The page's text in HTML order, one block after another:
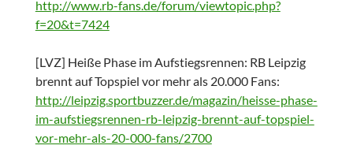
http://www.rb-fans.de/forum/viewtopic.php?
f=20&t=7424
[LVZ] Heiße Phase im Aufstiegsrennen: RB Leipzig
brennt auf Topspiel vor mehr als 20.000 Fans:
http://leipzig.sportbuzzer.de/magazin/heisse-phase-
im-aufstiegsrennen-rb-leipzig-brennt-auf-topspiel-
vor-mehr-als-20-000-fans/2700